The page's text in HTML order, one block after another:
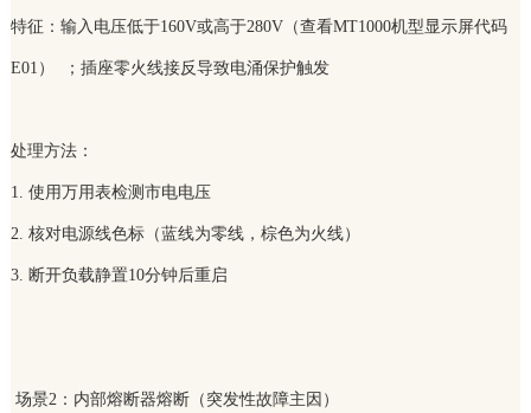
特征：输入电压低于160V或高于280V（查看MT1000机型显示屏代码
E01） ；插座零火线接反导致电涌保护触发
处理方法：
1. 使用万用表检测市电电压
2. 核对电源线色标（蓝线为零线，棕色为火线）
3. 断开负载静置10分钟后重启
场景2：内部熔断器熔断（突发性故障主因）